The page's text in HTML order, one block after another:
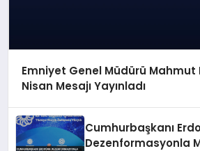
Emniyet Genel Müdürü Mahmut
Nisan Mesajı Yayınladı
Cumhurbaşkanı
Dezenformasyonla